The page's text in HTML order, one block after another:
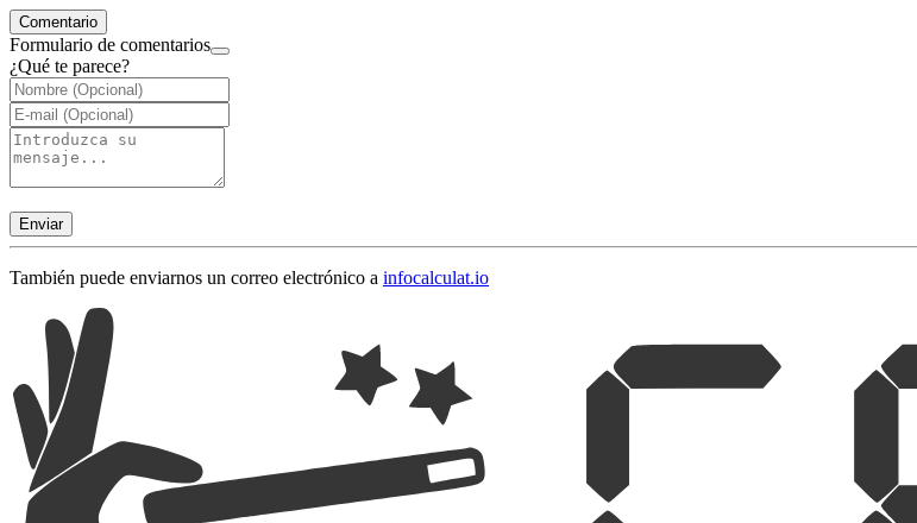
Comentario
Formulario de comentarios
¿Qué te parece?
Enviar
También puede enviarnos un correo electrónico a infocalculat.io